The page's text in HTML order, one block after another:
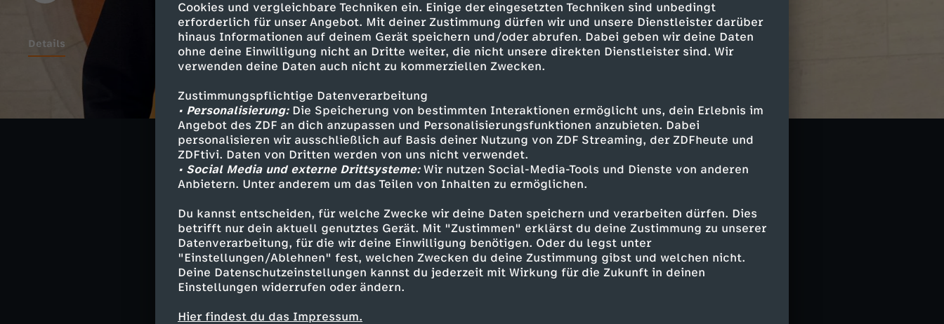
Cookies und vergleichbare Techniken ein. Einige der eingesetzten Techniken sind unbedingt
erforderlich für unser Angebot. Mit deiner Zustimmung dürfen wir und unsere Dienstleister darüber
hinaus Informationen auf deinem Gerät speichern und/oder abrufen. Dabei geben wir deine Daten
ohne deine Einwilligung nicht an Dritte weiter, die nicht unsere direkten Dienstleister sind. Wir
verwenden deine Daten auch nicht zu kommerziellen Zwecken.
Zustimmungspflichtige Datenverarbeitung
• Personalisierung:Die Speicherung von bestimmten Interaktionen ermöglicht uns, dein Erlebnis im
Angebot des ZDF an dich anzupassen und Personalisierungsfunktionen anzubieten. Dabei
personalisieren wir ausschließlich auf Basis deiner Nutzung von ZDF Streaming, der ZDFheute und
ZDFtivi. Daten von Dritten werden von uns nicht verwendet.
• Social Media und externe Drittsysteme:Wir nutzen Social-Media-Tools und Dienste von anderen
Anbietern. Unter anderem um das Teilen von Inhalten zu ermöglichen.
Du kannst entscheiden, für welche Zwecke wir deine Daten speichern und verarbeiten dürfen. Dies
betrifft nur dein aktuell genutztes Gerät. Mit "Zustimmen" erklärst du deine Zustimmung zu unserer
Datenverarbeitung, für die wir deine Einwilligung benötigen. Oder du legst unter
"Einstellungen/Ablehnen" fest, welchen Zwecken du deine Zustimmung gibst und welchen nicht.
Deine Datenschutzeinstellungen kannst du jederzeit mit Wirkung für die Zukunft in deinen
Einstellungen widerrufen oder ändern.
Hier findest du das Impressum.
Details
In der Magazinsendung "Berlin direkt" berichten Parlamentskorrespondenten
hintergründig über aktuelle Themen und Entwicklungen der Bundespolitik.
Studiogespräche mit Spitzenpolitikern vertiefen das politische Top-Thema.
Während der parlamentarischen Sommerpause werden die
"Sommerinterviews" gesendet.
Ähnliche Inhalte entdecken
Politik Magazin erkenntnisreich
Untertitel